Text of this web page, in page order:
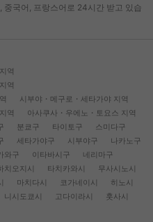
중국어, 프랑스어로 24시간 받고 있습
역
역
시부야・메구로・세타가야 지역
역
아사쿠사・우에노・토요스 지역
분쿄구 타이토구
스미다구
세타가야구 시부야구
나카노구
와구 이타바시구
네리마구
치오지시 타치카와시
무사시노시
마치다시 코가네이시
히노시
니시도쿄시 고다이라시
훗사시